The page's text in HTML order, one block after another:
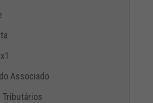
Associado
Tributários